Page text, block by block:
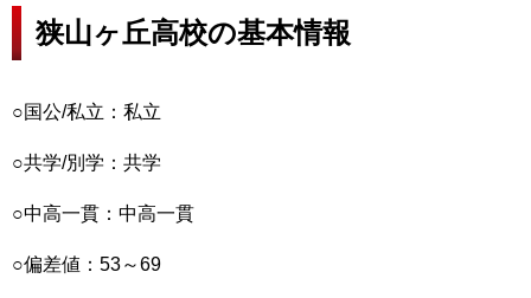
狭山ヶ丘高校の基本情報
○国公/私立：私立
○共学/別学：共学
○中高一貫：中高一貫
○偏差値：53～69